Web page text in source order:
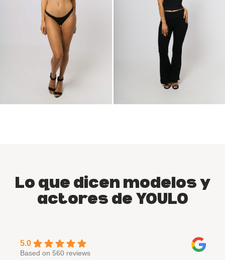
Lo que dicen modelos y
actores de YOULO
5.0
Based on 560 reviews